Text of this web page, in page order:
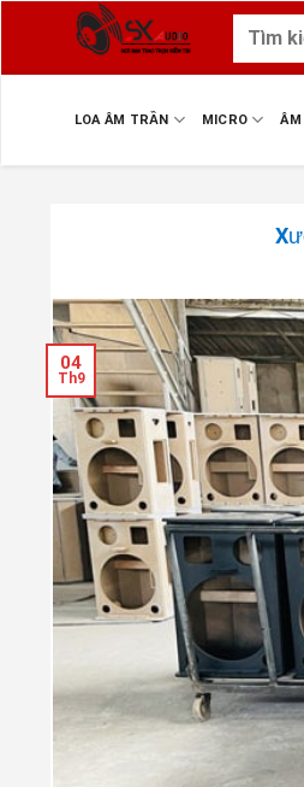
content
kiếm:
LOA ÂM TRẦN MICRO ÂM
04
Th9